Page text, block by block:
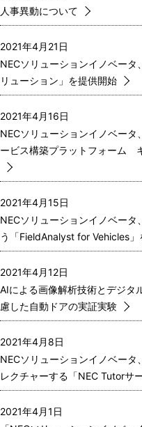
人事異動について
2021年4月21日
NECソリューションイノベータ
リューション」を提供開始
2021年4月16日
NECソリューションイノベー
ービス構築プラットフォーム
2021年4月15日
NECソリューションイノベー
う「FieldAnalyst for Vehicles」
2021年4月12日
AIによる画像解析技術とデジタ
慮した自動ドアの実証実験
2021年4月8日
NECソリューションイノベータ
レクチャーする「NEC Tutorサ
2021年4月1日